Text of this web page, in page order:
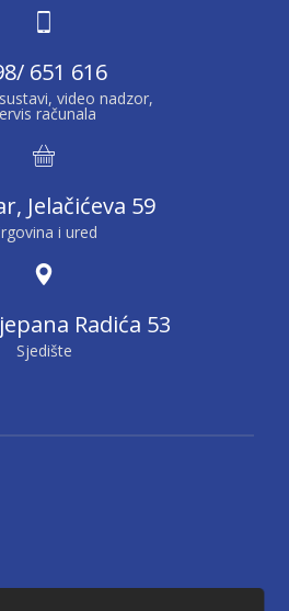
651 616
video nadzor,
računala
Jelačićeva 59
i ured
Radića 53
Sjedište